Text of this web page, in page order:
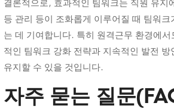
결론적으로, 효과적인 팀워크는 직원 유
등 관리 등이 조화롭게 이루어질 때 팀워
는 데 기여합니다. 특히 원격근무 환경에
적인 팀워크 강화 전략과 지속적인 발전
유지할 수 있을 것입니다.
자주 묻는 질문